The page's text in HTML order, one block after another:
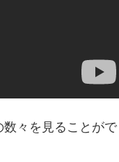
数々を見ることがで